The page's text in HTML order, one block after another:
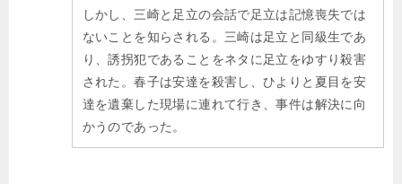
しかし、三崎と足立の会話で足立は記憶喪失では
ないことを知らされる。三崎は足立と同級生であ
り、誘拐犯であることをネタに足立をゆすり殺害
された。春子は安達を殺害し、ひよりと夏目を安
達を遺棄した現場に連れて行き、事件は解決に向
かうのであった。